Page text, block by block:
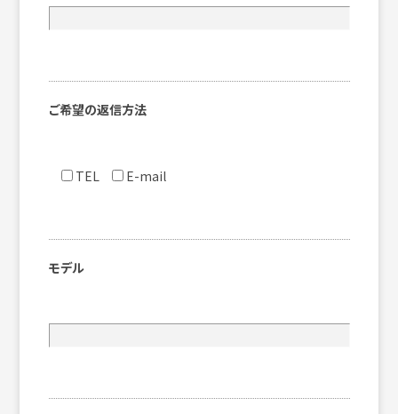
ご希望の返信方法
TEL E-mail
モデル